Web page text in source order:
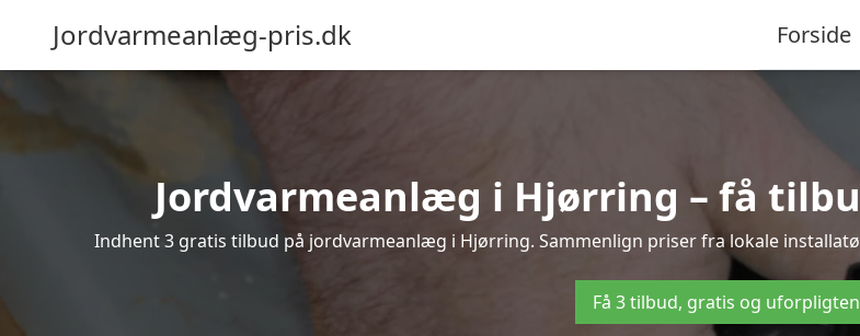
Jordvarmeanlæg-pris.dk Forside
Jordvarmeanlæg i Hjørring – få
Indhent 3 gratis tilbud på jordvarmeanlæg i Hjørring. Sammenlign priser fra lokale
Få 3 tilbud, gratis og